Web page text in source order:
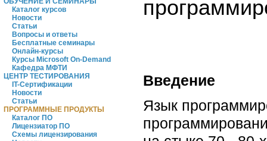
Каталог курсов
Новости
Статьи
Вопросы и ответы
Бесплатные семинары
Онлайн-курсы
Курсы Microsoft On-Demand
Кафедра МФТИ
ЦЕНТР ТЕСТИРОВАНИЯ
IT-Сертификации
Новости
Статьи
ПРОГРАММНЫЕ ПРОДУКТЫ
Каталог ПО
Лицензиатор ПО
Схемы лицензирования
Введение
Язык